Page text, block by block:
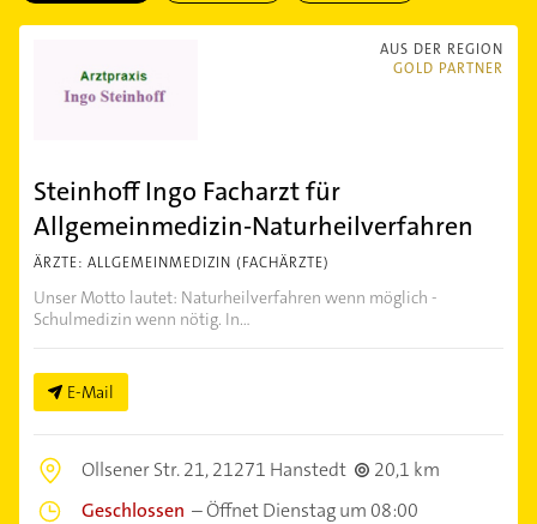
AUS DER REGION
GOLD PARTNER
Steinhoff Ingo Facharzt für
Allgemeinmedizin-Naturheilverfahren
ÄRZTE: ALLGEMEINMEDIZIN (FACHÄRZTE)
Unser Motto lautet: Naturheilverfahren wenn möglich -
Schulmedizin wenn nötig. In...
E-Mail
Ollsener Str. 21,21271 Hanstedt
20,1 km
Geschlossen –Öffnet Dienstag um 08:00